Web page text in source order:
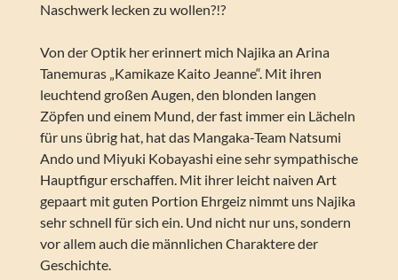
Naschwerk lecken zu wollen?!?
Von der Optik her erinnert mich Najika an Arina
Tanemuras „Kamikaze Kaito Jeanne“. Mit ihren
leuchtend großen Augen, den blonden langen
Zöpfen und einem Mund, der fast immer ein Lächeln
für uns übrig hat, hat das Mangaka-Team Natsumi
Ando und Miyuki Kobayashi eine sehr sympathische
Hauptfigur erschaffen. Mit ihrer leicht naiven Art
gepaart mit guten Portion Ehrgeiz nimmt uns Najika
sehr schnell für sich ein. Und nicht nur uns, sondern
vor allem auch die männlichen Charaktere der
Geschichte.